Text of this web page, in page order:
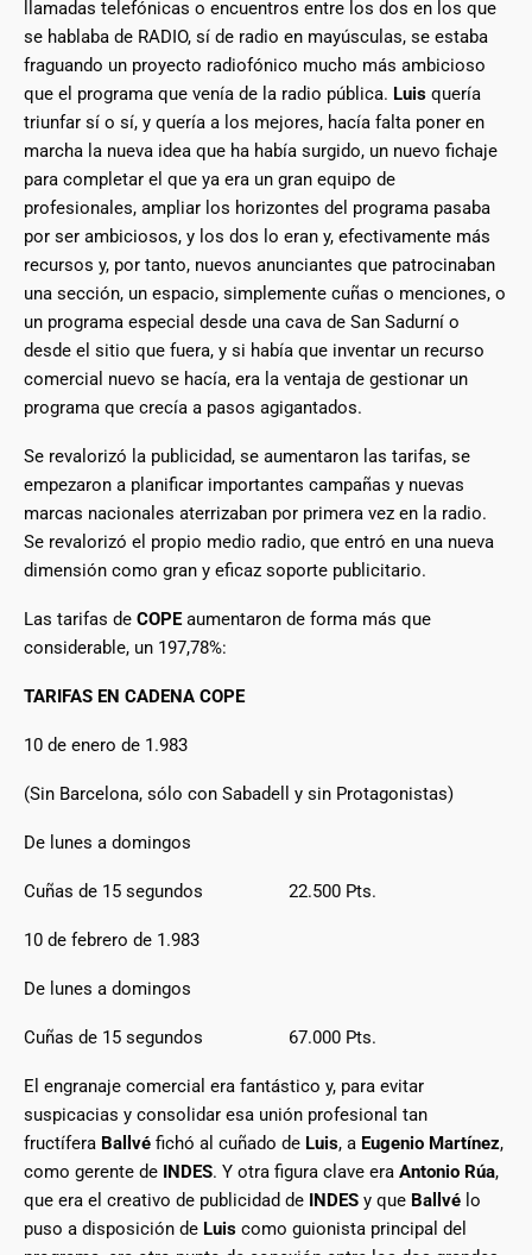
llamadas telefónicas o encuentros entre los dos en los que
se hablaba de RADIO, sí de radio en mayúsculas, se estaba
fraguando un proyecto radiofónico mucho más ambicioso
que el programa que venía de la radio pública. Luis quería
triunfar sí o sí, y quería a los mejores, hacía falta poner en
marcha la nueva idea que ha había surgido, un nuevo fichaje
para completar el que ya era un gran equipo de
profesionales, ampliar los horizontes del programa pasaba
por ser ambiciosos, y los dos lo eran y, efectivamente más
recursos y, por tanto, nuevos anunciantes que patrocinaban
una sección, un espacio, simplemente cuñas o menciones, o
un programa especial desde una cava de San Sadurní o
desde el sitio que fuera, y si había que inventar un recurso
comercial nuevo se hacía, era la ventaja de gestionar un
programa que crecía a pasos agigantados.
Se revalorizó la publicidad, se aumentaron las tarifas, se
empezaron a planificar importantes campañas y nuevas
marcas nacionales aterrizaban por primera vez en la radio.
Se revalorizó el propio medio radio, que entró en una nueva
dimensión como gran y eficaz soporte publicitario.
Las tarifas de COPEaumentaron de forma más que
considerable, un 197,78%:
TARIFAS EN CADENA COPE
10 de enero de 1.983
(Sin Barcelona, sólo con Sabadell y sin Protagonistas)
De lunes a domingos
Cuñas de 15 segundos 22.500 Pts.
10 de febrero de 1.983
De lunes a domingos
Cuñas de 15 segundos 67.000 Pts.
El engranaje comercial era fantástico y, para evitar
suspicacias y consolidar esa unión profesional tan
fructífera Ballvé fichó al cuñado de Luis, a Eugenio Martínez,
como gerente de INDES. Y otra figura clave era Antonio Rúa,
que era el creativo de publicidad de INDES y que Ballvé lo
puso a disposición de Luis como guionista principal del